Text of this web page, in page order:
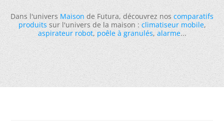
Dans l'universMaisonde Futura, découvrez noscomparatifs
produitssur l'univers de la maison :climatiseur mobile,
aspirateur robot,poêle à granulés,alarme...